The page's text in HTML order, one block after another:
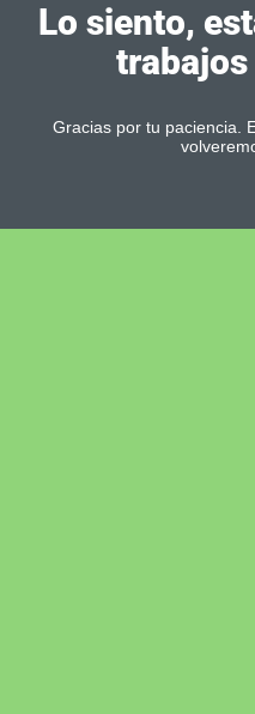
Lo siento,
Gracias por tu paciencia.